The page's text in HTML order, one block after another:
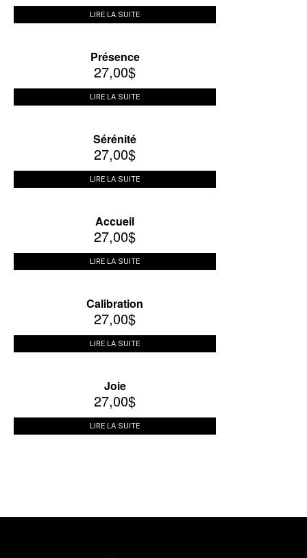
LIRE LA SUITE
Présence
27,00$
LIRE LA SUITE
Sérénité
27,00$
LIRE LA SUITE
Accueil
27,00$
LIRE LA SUITE
Calibration
27,00$
LIRE LA SUITE
Joie
27,00$
LIRE LA SUITE